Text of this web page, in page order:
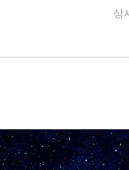
상